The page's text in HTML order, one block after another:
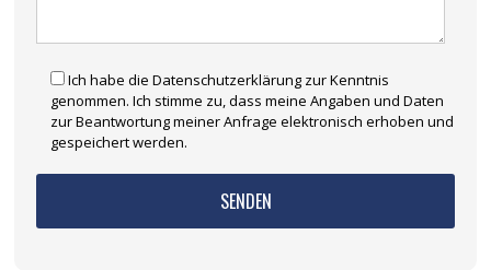
Ich habe die Datenschutzerklärung zur Kenntnis
genommen. Ich stimme zu, dass meine Angaben und Daten
zur Beantwortung meiner Anfrage elektronisch erhoben und
gespeichert werden.